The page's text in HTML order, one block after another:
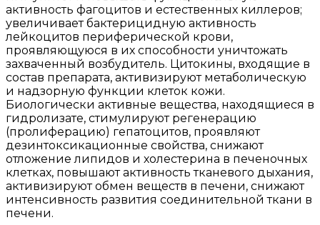
активность фагоцитов и естественных киллеров;
увеличивает бактерицидную активность
лейкоцитов периферической крови,
проявляющуюся в их способности уничтожать
захваченный возбудитель. Цитокины, входящие в
состав препарата, активизируют метаболическую
и надзорную функции клеток кожи.
Биологически активные вещества, находящиеся в
гидролизате, стимулируют регенерацию
(пролиферацию) гепатоцитов, проявляют
дезинтоксикационные свойства, снижают
отложение липидов и холестерина в печеночных
клетках, повышают активность тканевого дыхания,
активизируют обмен веществ в печени, снижают
интенсивность развития соединительной ткани в
печени.